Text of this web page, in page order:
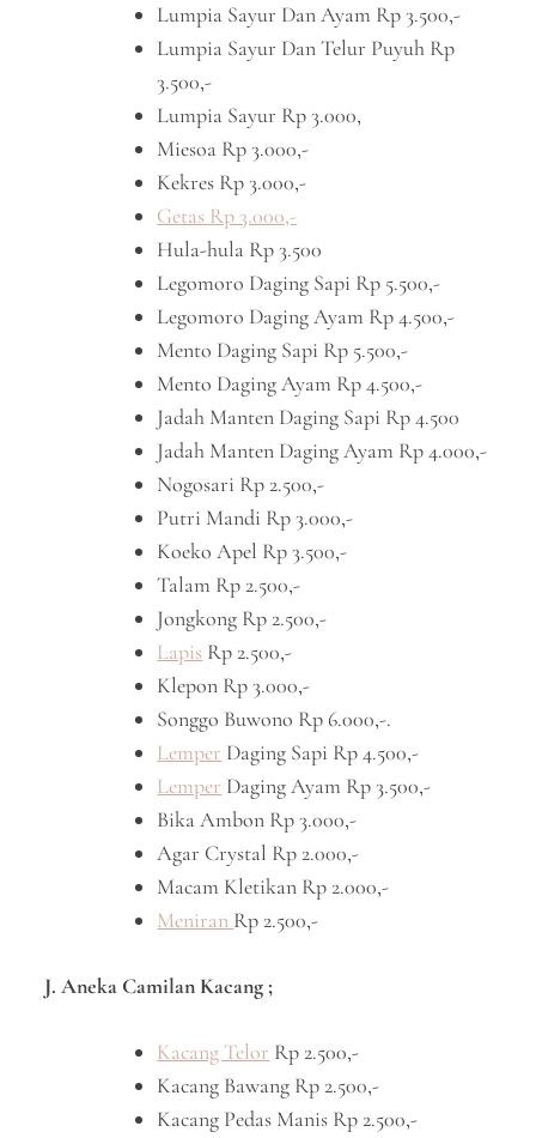
Lumpia Sayur Dan Ayam Rp 3.500,-
Lumpia Sayur Dan Telur Puyuh Rp
3.500,-
Lumpia Sayur Rp 3.000,
Miesoa Rp 3.000,-
Kekres Rp 3.000,-
Getas Rp 3.000,-
Hula-hula Rp 3.500
Legomoro Daging Sapi Rp 5.500,-
Legomoro Daging Ayam Rp 4.500,-
Mento Daging Sapi Rp 5.500,-
Mento Daging Ayam Rp 4.500,-
Jadah Manten Daging Sapi Rp 4.500
Jadah Manten Daging Ayam Rp 4.000,-
Nogosari Rp 2.500,-
Putri Mandi Rp 3.000,-
Koeko Apel Rp 3.500,-
Talam Rp 2.500,-
Jongkong Rp 2.500,-
Lapis Rp 2.500,-
Klepon Rp 3.000,-
Songgo Buwono Rp 6.000,-.
Lemper Daging Sapi Rp 4.500,-
Lemper Daging Ayam Rp 3.500,-
Bika Ambon Rp 3.000,-
Agar Crystal Rp 2.000,-
Macam Kletikan Rp 2.000,-
Meniran Rp 2.500,-
J. Aneka Camilan Kacang ;
Kacang Telor Rp 2.500,-
Kacang Bawang Rp 2.500,-
Kacang Pedas Manis Rp 2.500,-